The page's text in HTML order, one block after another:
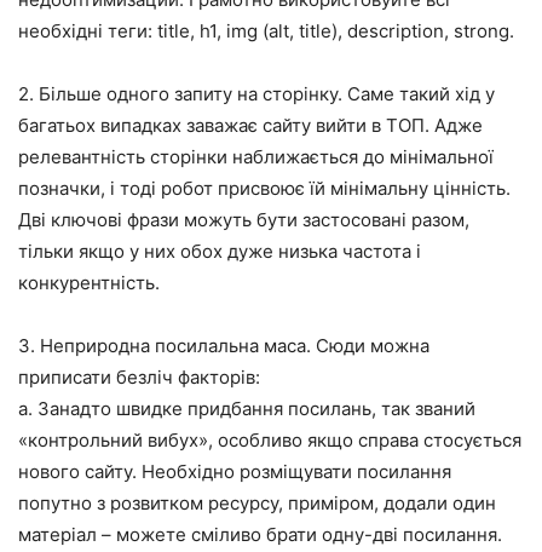
необхідні теги: title, h1, img (alt, title), description, strong.
2. Більше одного запиту на сторінку. Саме такий хід у
багатьох випадках заважає сайту вийти в ТОП. Адже
релевантність сторінки наближається до мінімальної
позначки, і тоді робот присвоює їй мінімальну цінність.
Дві ключові фрази можуть бути застосовані разом,
тільки якщо у них обох дуже низька частота і
конкурентність.
3. Неприродна посилальна маса. Сюди можна
приписати безліч факторів:
a. Занадто швидке придбання посилань, так званий
«контрольний вибух», особливо якщо справа стосується
нового сайту. Необхідно розміщувати посилання
попутно з розвитком ресурсу, приміром, додали один
матеріал – можете сміливо брати одну-дві посилання.